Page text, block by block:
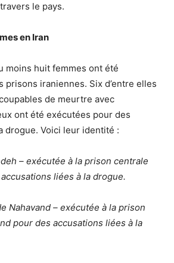
le pays.
en Iran
moins huit femmes ont été
prisons iraniennes. Six d’entre elles
de meurtre avec
ont été exécutées pour des
drogue. Voici leur identité :
– exécutée à la prison centrale
liées à la drogue.
Nahavand – exécutée à la prison
pour des accusations liées à la